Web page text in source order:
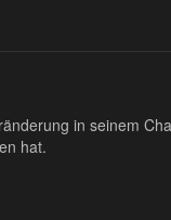
in seinem
hat.